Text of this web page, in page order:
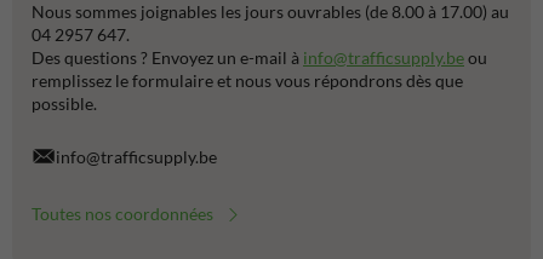
Nous sommes joignables les jours ouvrables (de 8.00 à 17.00) au
04 2957 647.
Des questions ? Envoyez un e-mail à info@trafficsupply.beou
remplissez le formulaire et nous vous répondrons dès que
possible.
info@trafficsupply.be
Toutes nos coordonnées